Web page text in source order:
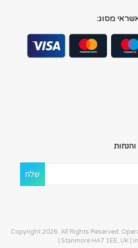
מסוג:
© Copyright 2026. All Rights Reserved.
| Stanmore HA7 1EE, UK |